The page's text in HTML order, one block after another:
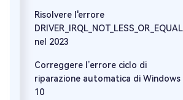
Risolvere l'errore
DRIVER_IRQL_NOT_LESS_OR_EQUAL
nel 2023
Correggere l’errore ciclo di
riparazione automatica di Windows
10